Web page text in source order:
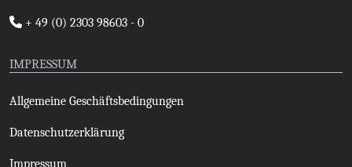
+ 49 (0) 2303 98603 - 0
IMPRESSUM
Allgemeine Geschäftsbedingungen
Datenschutzerklärung
Impressum